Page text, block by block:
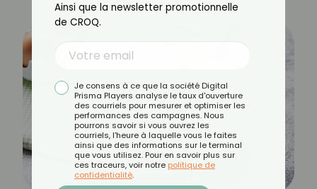
Ainsi que la newsletter promotionnelle
de CROQ.
Je consens à ce que la société Digital
Prisma Players analyse le taux d'ouverture
des courriels pour mesurer et optimiser les
performances des campagnes. Nous
pourrons savoir si vous ouvrez les
courriels, l'heure à laquelle vous le faites
ainsi que des informations sur le terminal
que vous utilisez. Pour en savoir plus sur
ces traceurs, voir notre politique de
confidentialité.